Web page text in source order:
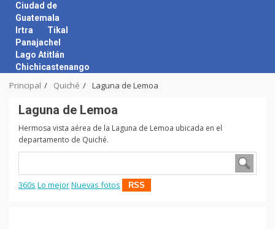
Ciudad de
Guatemala
Irtra
Tikal
Panajachel
Lago Atitlán
Chichicastenango
Principal Quiché Laguna de Lemoa
Laguna de Lemoa
Hermosa vista aérea de la Laguna de Lemoa ubicada en el
departamento de Quiché.
360s Lo mejorNuevas fotos RSS